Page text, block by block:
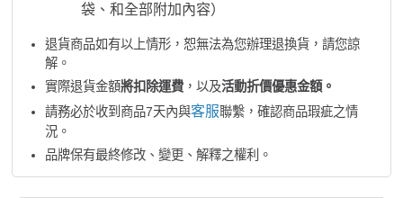
袋、和全部附加內容）
退貨商品如有以上情形，恕無法為您辦理退換貨，請您諒
解。
實際退貨金額將扣除運費，以及活動折價優惠金額。
請務必於收到商品7天內與客服聯繫，確認商品瑕疵之情
況。
品牌保有最終修改、變更、解釋之權利。